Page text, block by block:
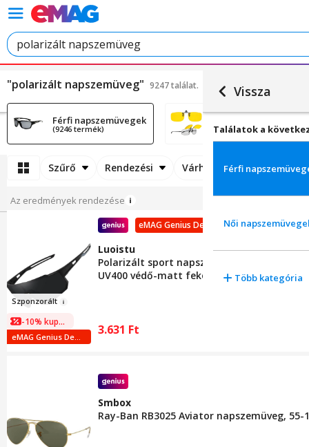
Vissza
Találatok a
Férfi
Női
Több kategória
"polarizált napszemüveg" 9247 találat.
Férfi napszemüvegek
(9246 termék) (5746 termék)
Szűrő Rendezési Várható szállítási idő
Az eredmények rendezése
Szponzorált
-10% kuponnal
eMAG Genius Deals
eMAG Genius Deals
Luoistu
Polarizált sport napszemüveg férfiaknak
UV400 védő-matt fekete
3.631 Ft
Smbox
Ray-Ban RB3025 Aviator napszemüveg,